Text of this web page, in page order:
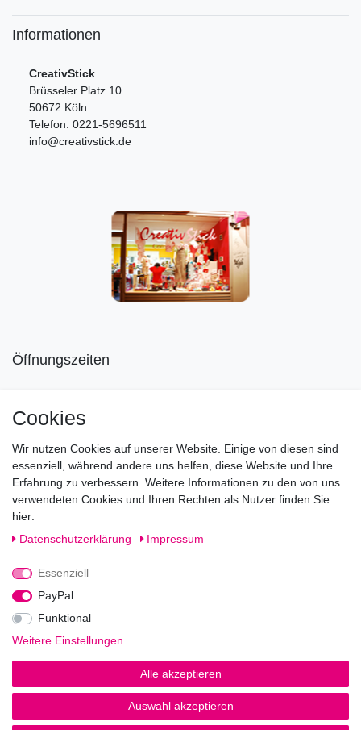
Informationen
CreativStick
Brüsseler Platz 10
50672 Köln
Telefon: 0221-5696511
info@creativstick.de
Öffnungszeiten
Di-Fr von 10.00 - 18.30 Uhr
Sa von 11.00 - 16.00 Uhr
Besuchen Sie unsere Verkaufsräume, dort beraten wir Sie
gerne.
Fragen?
Rufen Sie an!
0221-5696511
Impressum Daten­schutz­erklärung AGB
© Copyright 2026 | Alle Rechte vorbehalten.
Cookies
Wir nutzen Cookies auf unserer Website. Einige von diesen sind
essenziell, während andere uns helfen, diese Website und Ihre
Erfahrung zu verbessern. Weitere Informationen zu den von uns
verwendeten Cookies und Ihren Rechten als Nutzer finden Sie
hier:
Daten­schutz­erklärung
Impressum
Essenziell
PayPal
Funktional
Weitere Einstellungen
Alle akzeptieren
Auswahl akzeptieren